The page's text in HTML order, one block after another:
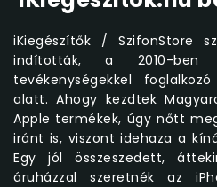
iKiegészítők / SzifonStore
indították, a 2010-ben
tevékenységekkel
alatt. Ahogy kezdtek
Apple termékek, úgy nőtt
iránt is, viszont idehaza a
Egy jól összeszedett,
áruházzal szeretnék az